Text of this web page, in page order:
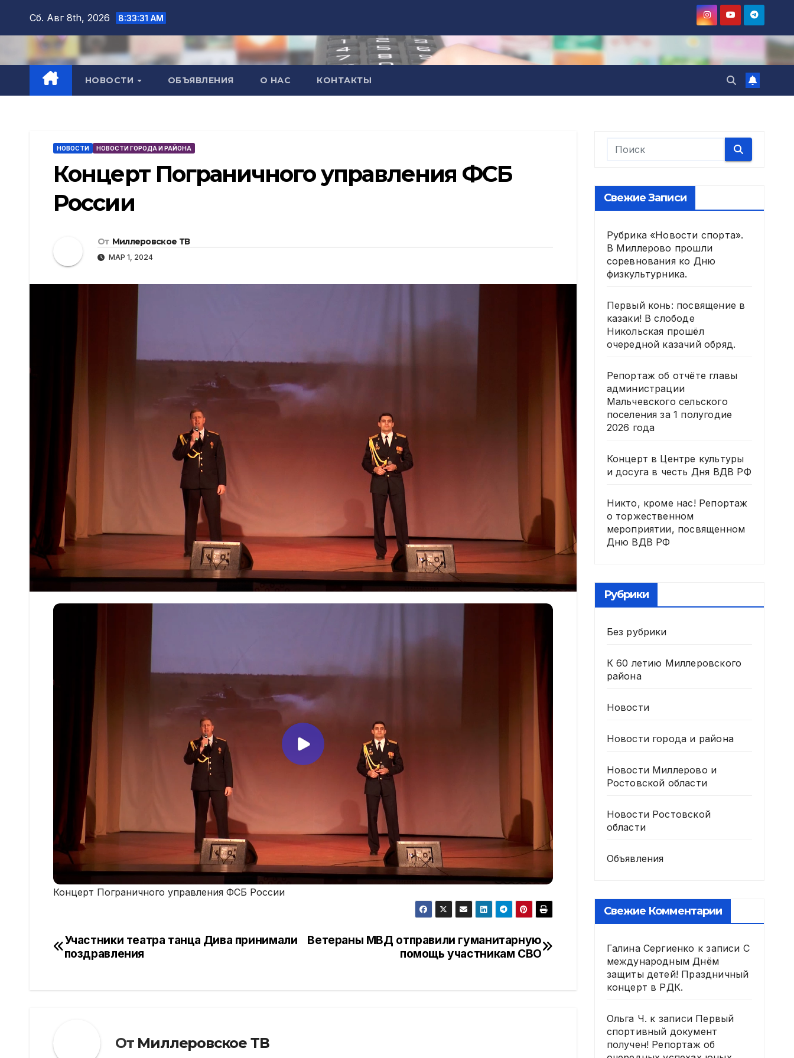
содержимому
Сб. Авг 8th, 2026 8:33:32 AM
НОВОСТИ ОБЪЯВЛЕНИЯ О НАС КОНТАКТЫ
НОВОСТИ НОВОСТИ ГОРОДА И РАЙОНА
Концерт Пограничного управления ФСБ
России
От Миллеровское ТВ
МАР 1, 2024
Концерт Пограничного управления ФСБ России
Навигация
Ветераны МВД отправили гуманитарную
помощь участникам СВО
Участники театра танца Дива принимали
поздравления
От Миллеровское ТВ
Свежие Записи
Рубрика «Новости спорта».
В Миллерово прошли
соревнования ко Дню
физкультурника.
Первый конь: посвящение в
казаки! В слободе
Никольская прошёл
очередной казачий обряд.
Репортаж об отчёте главы
администрации
Мальчевского сельского
поселения за 1 полугодие
2026 года
Концерт в Центре культуры
и досуга в честь Дня ВДВ РФ
Никто, кроме нас! Репортаж
о торжественном
мероприятии, посвященном
Дню ВДВ РФ
Рубрики
Без рубрики
К 60 летию Миллеровского
района
Новости
Новости города и района
Новости Миллерово и
Ростовской области
Новости Ростовской
области
Объявления
Свежие Комментарии
Галина Сергиенко к записи С
международным Днём
защиты детей! Праздничный
концерт в РДК.
Ольга Ч. к записи Первый
спортивный документ
получен! Репортаж об